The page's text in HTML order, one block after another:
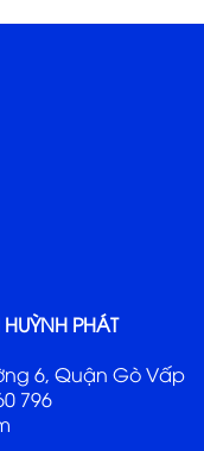
PHÁT
6, Quận Gò Vấp
796